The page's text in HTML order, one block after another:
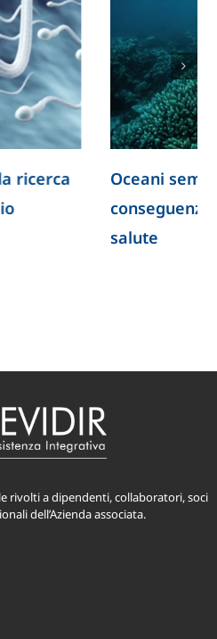
quali sono le
e per la nostra
rivolti a dipendenti, collaboratori, soci
dell’Azienda associata.